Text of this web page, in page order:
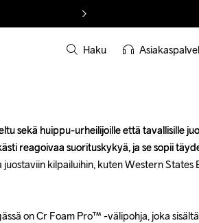
Haku
sekä huippu-urheilijoille että tavallisille
reagoivaa suorituskykyä, ja se sopii
kilpailuihin, kuten Western States
on Cr Foam Pro™ -välipohja, joka
sekä huippu-urheilijoille että tavallisille
reagoivaa suorituskykyä, ja se sopii
kilpailuihin, kuten Western States
on Cr Foam Pro™ -välipohja, joka